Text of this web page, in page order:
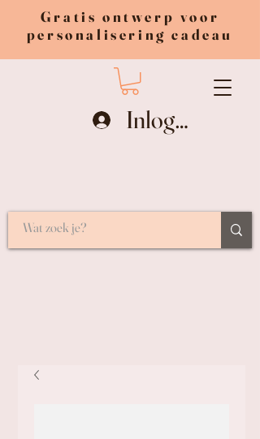
Gratis ontwerp voor
personalisering cadeau
Inloggen